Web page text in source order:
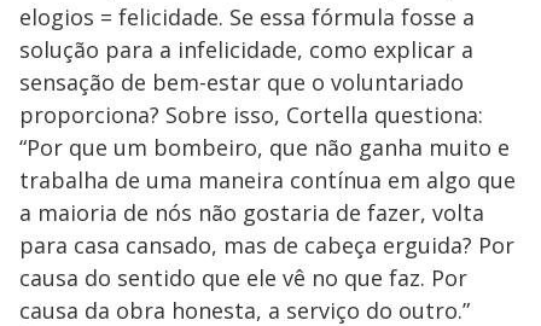
elogios = felicidade. Se essa fórmula fosse a
solução para a infelicidade, como explicar a
sensação de bem-estar que o voluntariado
proporciona? Sobre isso, Cortella questiona:
“Por que um bombeiro, que não ganha muito e
trabalha de uma maneira contínua em algo que
a maioria de nós não gostaria de fazer, volta
para casa cansado, mas de cabeça erguida? Por
causa do sentido que ele vê no que faz. Por
causa da obra honesta, a serviço do outro.”